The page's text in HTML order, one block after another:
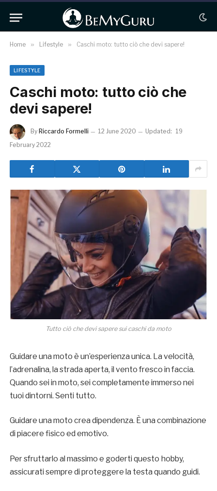
Home » Lifestyle » Caschi moto: tutto ciò che devi sapere!
LIFESTYLE
Caschi moto: tutto ciò che
devi sapere!
By Riccardo Formelli 12 June 2020 Updated: 19
February 2022
Tutto ciò che devi sapere sui caschi da moto
Guidare una moto è un’esperienza unica. La velocità,
l’adrenalina, la strada aperta, il vento fresco in faccia.
Quando sei in moto, sei completamente immerso nei
tuoi dintorni. Senti tutto.
Guidare una moto crea dipendenza. È una combinazione
di piacere fisico ed emotivo.
Per sfruttarlo al massimo e goderti questo hobby,
assicurati sempre di proteggere la testa quando guidi.